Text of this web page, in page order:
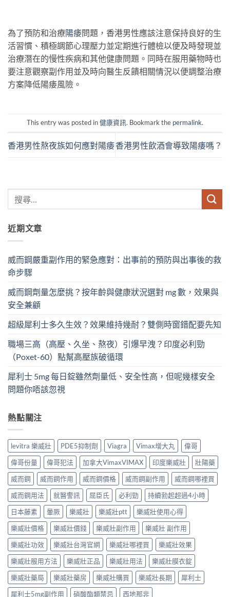
為了預防和治療陽痿問題，香港男性應該注意保持良好的生
活習慣、積極調節心理壓力並定期進行體檢以便及時發現並
治療潛在的慢性疾病和其他健康問題。同時在服用藥物時也
要注意觀察副作用並及時向醫生反饋相關情況以便調整治療
方案降低陽痿風險。
This entry was posted in健康資訊. Bookmark the permalink.
香港男性熬夜族如何應對陽痿香港男性飲酒會導致陽痿嗎？
近期文章
威而鋼嚴重副作用的緊急應對：出事前的預防與出事後的救
命步驟
威而鋼劑量怎麼挑？按年齡與健康狀況選對 mg 數，效果與
安全兼顧
超級犀利士多久生效？效果維持幾耐？雙側時窗錯配要先知
職場三高（高壓、久坐、熬夜）引爆早洩？印度必利勁
（Poxet-60）點幫高壓族破循環
犀利士 5mg 每日錠雖然劑量低、安全性高，但呢幾樣安全
問題你唔該忽視
熱點關注
levitra 樂威壯 PDE5抑制劑 Viagra Vimax增大丸
偉哥
偉哥份量
偉哥犯法 加拿大VimaxVIMAX 印度樂威壯
壯陽藥
威而鋼
威而鋼作用 威而鋼價格 威而鋼副作用
威而鋼哪裡買
威而鋼用法
就醫警訊 屈臣氏 必利勁
持續勃起超過4小時
日本藤素
暈厥 樂威壯 樂威壯ptt
樂威壯使用心得
樂威壯價格
樂威壯價錢 樂威壯副作用
樂威壯 副作用
樂威壯功效
樂威壯台灣官網 樂威壯哪裡買
樂威壯效果
樂威壯服用方法
樂威壯正品 樂威壯用法
樂威壯膜衣錠
樂威壯藥局
樂威壯藥房 樂威壯購買 樂威壯長期
犀利士
犀利士5mg副作用
硝酸酯類禁忌 西地那非